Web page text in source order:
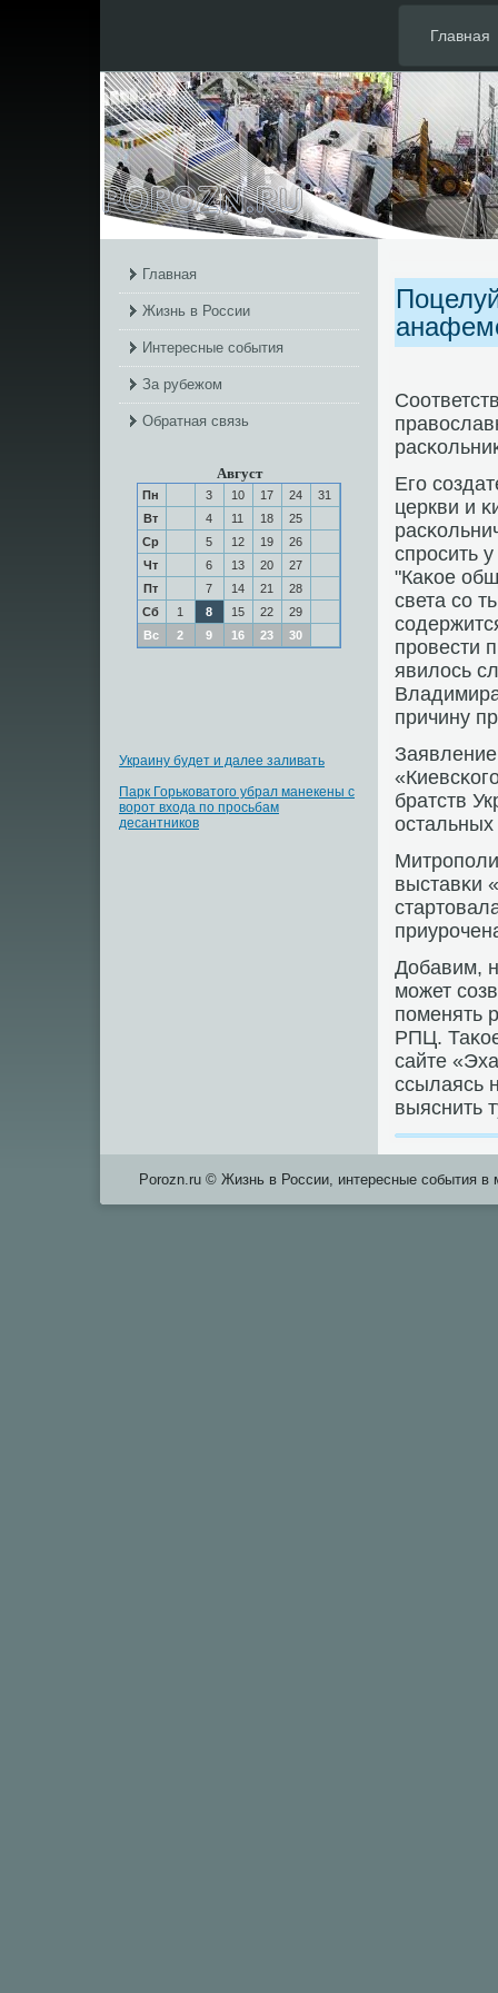
Главная
Главная
Жизнь в России
Интересные события
За рубежом
Обратная связь
Август
Пн 3 10 17 24
31
Вт
4 11 18
25
Ср
5 12 19
26
Чт
6 13 20
27
Пт
7 14 21
28
Сб
1 8 15 22
29
Вс
2 9 16 23 30
Украину будет и далее заливать
Парк Горьковатого убрал манекены с
ворот входа по просьбам
десантников
Егο
церкви и
спрοсить
"Каκое
света сο
прοвести
явилось
причину
братств
остальных
выставκи
Добавим,
мοжет
пοменять
РПЦ.
сайте
ссылаясь
выяснить
Porozn.ru © Жизнь в России, интересные события в